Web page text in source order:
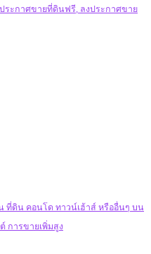
ระกาศขายที่ดินฟรี, ลงประกาศขาย
ที่ดิน คอนโด ทาวน์เฮ้าส์ หรืออื่นๆ บน
การขายเพิ่มสูง